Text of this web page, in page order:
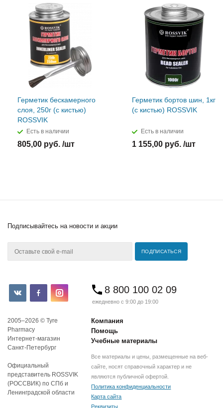
Герметик бескамерного
слоя, 250г (с кистью)
ROSSVIK
Есть в наличии
805,00 руб. /шт
Герметик бортов шин, 1кг
(с кистью) ROSSVIK
Есть в наличии
1 155,00 руб. /шт
Подписывайтесь на новости и акции
8 800 100 02 09
ежедневно с 9:00 до 19:00
2005–2026 © Tyre
Pharmacy
Интернет-магазин
Санкт-Петербург
Официальный
представитель ROSSVIK
(РОССВИК) по СПб и
Ленинградской области
Компания
Помощь
Учебные материалы
Все материалы и цены, размещенные на веб-
сайте, носят справочный характер и не
являются публичной офертой.
Политика конфиденциальности
Карта сайта
Реквизиты